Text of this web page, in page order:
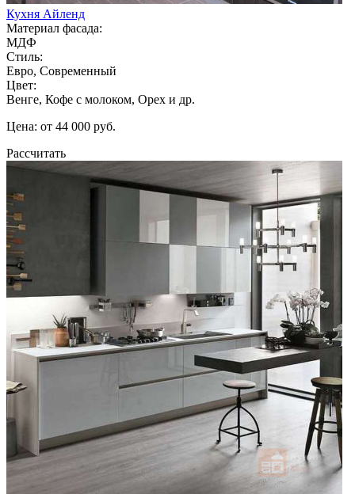
Кухня Айленд
Материал фасада:
МДФ
Стиль:
Евро, Современный
Цвет:
Венге, Кофе с молоком, Орех и др.
Цена: от 44 000 руб.
Рассчитать